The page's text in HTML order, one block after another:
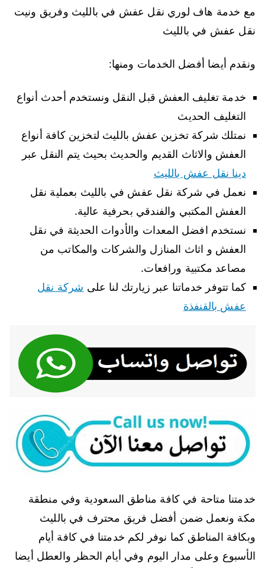
مع خدمة هاف لوري نقل عفش في بالليث وفريق ونيت
نقل عفش في بالليث
ونقدم أيضا أفضل الخدمات ومنها:
خدمة تغليف العفش قبل النقل ونستخدم أحدث أنواع
التغليف الحديث
نمتلك شركة تخزين عفش بالليث لتخزين كافة أنواع
العفش والاثاث القديم والحديث بحيث يتم النقل عبر
دينا نقل عفش بالليث
نعمل في شركة نقل عفش في بالليث بعملية نقل
العفش المكتبي والفندقي بحرفية عالية.
نستخدم افضل المعدات والأدوات الحديثة في نقل
العفش و اثاث المنازل والشركات والمكاتب من
مصاعد مكتبية ورافعات.
كما تتوفر خدماتنا عبر زيارتك لنا على شركة نقل
عفش بالقنفذة
خدمتنا متاحة في كافة مناطق السعودية وفي منطقة
مكة ونعمل ضمن أفضل فريق محترف في بالليث
وبكافة المناطق كما نوفر لكم خدمتنا في كافة أيام
الأسبوع وعلى مدار اليوم وفي أيام الحظر والعطل أيضا